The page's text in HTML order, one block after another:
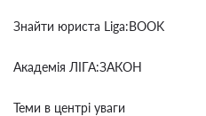
Знайти юриста Liga:BOOK
Академія ЛІГА:ЗАКОН
Теми в центрі уваги